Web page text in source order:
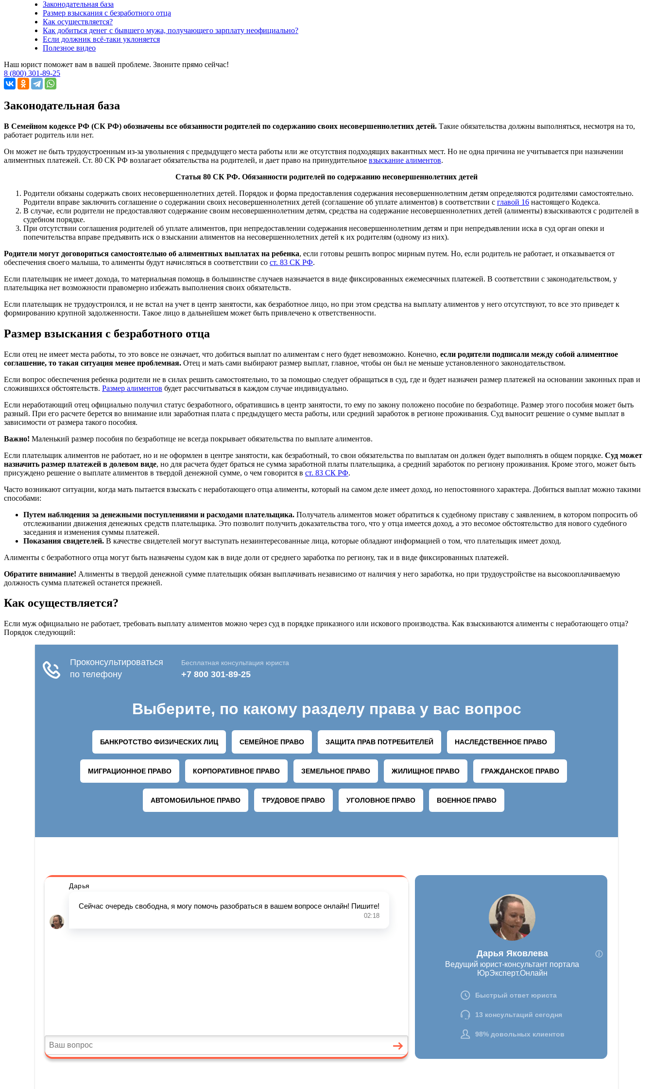
Законодательная база
Размер взыскания с безработного отца
Как осуществляется?
Как добиться денег с бывшего мужа, получающего зарплату неофициально?
Если должник всё-таки уклоняется
Полезное видео
Наш юрист поможет вам в вашей проблеме. Звоните прямо сейчас!
8 (800) 301-89-25
Законодательная база
В Семейном кодексе РФ (СК РФ) обозначены все обязанности родителей по содержанию своих несовершеннолетних детей. Такие обязательства должны выполняться, несмотря на то,
работает родитель или нет.
Он может не быть трудоустроенным из-за увольнения с предыдущего места работы или же отсутствия подходящих вакантных мест. Но не одна причина не учитывается при назначении
алиментных платежей. Ст. 80 СК РФ возлагает обязательства на родителей, и дает право на принудительное взыскание алиментов.
Статья 80 СК РФ. Обязанности родителей по содержанию несовершеннолетних детей
Родители обязаны содержать своих несовершеннолетних детей. Порядок и форма предоставления содержания несовершеннолетним детям определяются родителями самостоятельно.
Родители вправе заключить соглашение о содержании своих несовершеннолетних детей (соглашение об уплате алиментов) в соответствии с главой 16 настоящего Кодекса.
В случае, если родители не предоставляют содержание своим несовершеннолетним детям, средства на содержание несовершеннолетних детей (алименты) взыскиваются с родителей в
судебном порядке.
При отсутствии соглашения родителей об уплате алиментов, при непредоставлении содержания несовершеннолетним детям и при непредъявлении иска в суд орган опеки и
попечительства вправе предъявить иск о взыскании алиментов на несовершеннолетних детей к их родителям (одному из них).
Родители могут договориться самостоятельно об алиментных выплатах на ребенка, если готовы решить вопрос мирным путем. Но, если родитель не работает, и отказывается от
обеспечения своего малыша, то алименты будут начисляться в соответствии со ст. 83 СК РФ.
Если плательщик не имеет дохода, то материальная помощь в большинстве случаев назначается в виде фиксированных ежемесячных платежей. В соответствии с законодательством, у
плательщика нет возможности правомерно избежать выполнения своих обязательств.
Если плательщик не трудоустроился, и не встал на учет в центр занятости, как безработное лицо, но при этом средства на выплату алиментов у него отсутствуют, то все это приведет к
формированию крупной задолженности. Такое лицо в дальнейшем может быть привлечено к ответственности.
Размер взыскания с безработного отца
Если отец не имеет места работы, то это вовсе не означает, что добиться выплат по алиментам с него будет невозможно. Конечно, если родители подписали между собой алиментное
соглашение, то такая ситуация менее проблемная. Отец и мать сами выбирают размер выплат, главное, чтобы он был не меньше установленного законодательством.
Если вопрос обеспечения ребенка родители не в силах решить самостоятельно, то за помощью следует обращаться в суд, где и будет назначен размер платежей на основании законных прав и
сложившихся обстоятельств. Размер алиментов будет рассчитываться в каждом случае индивидуально.
Если неработающий отец официально получил статус безработного, обратившись в центр занятости, то ему по закону положено пособие по безработице. Размер этого пособия может быть
разный. При его расчете берется во внимание или заработная плата с предыдущего места работы, или средний заработок в регионе проживания. Суд выносит решение о сумме выплат в
зависимости от размера такого пособия.
Важно! Маленький размер пособия по безработице не всегда покрывает обязательства по выплате алиментов.
Если плательщик алиментов не работает, но и не оформлен в центре занятости, как безработный, то свои обязательства по выплатам он должен будет выполнять в общем порядке. Суд может
назначить размер платежей в долевом виде, но для расчета будет браться не сумма заработной платы плательщика, а средний заработок по региону проживания. Кроме этого, может быть
присуждено решение о выплате алиментов в твердой денежной сумме, о чем говорится в ст. 83 СК РФ.
Часто возникают ситуации, когда мать пытается взыскать с неработающего отца алименты, который на самом деле имеет доход, но непостоянного характера. Добиться выплат можно такими
способами:
Путем наблюдения за денежными поступлениями и расходами плательщика. Получатель алиментов может обратиться к судебному приставу с заявлением, в котором попросить об
отслеживании движения денежных средств плательщика. Это позволит получить доказательства того, что у отца имеется доход, а это весомое обстоятельство для нового судебного
заседания и изменения суммы платежей.
Показания свидетелей. В качестве свидетелей могут выступать незаинтересованные лица, которые обладают информацией о том, что плательщик имеет доход.
Алименты с безработного отца могут быть назначены судом как в виде доли от среднего заработка по региону, так и в виде фиксированных платежей.
Обратите внимание! Алименты в твердой денежной сумме плательщик обязан выплачивать независимо от наличия у него заработка, но при трудоустройстве на высокооплачиваемую
должность сумма платежей останется прежней.
Как осуществляется?
Если муж официально не работает, требовать выплату алиментов можно через суд в порядке приказного или искового производства. Как взыскиваются алименты с неработающего отца?
Порядок следующий: